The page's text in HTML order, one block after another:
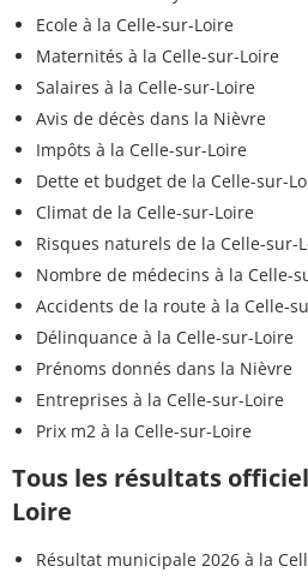
Ecole à la Celle-sur-Loire
Maternités à la Celle-sur-Loire
Salaires à la Celle-sur-Loire
Avis de décès dans la Nièvre
Impôts à la Celle-sur-Loire
Dette et budget de la Celle-sur-
Climat de la Celle-sur-Loire
Risques naturels de la Celle-sur-
Nombre de médecins à la Celle-
Accidents de la route à la Celle-
Délinquance à la Celle-sur-Loire
Prénoms donnés dans la Nièvre
Entreprises à la Celle-sur-Loire
Prix m2 à la Celle-sur-Loire
Tous les résultats
Loire
Résultat municipale 2026 à la